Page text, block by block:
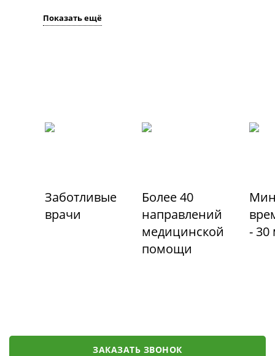
Показать ещё
Заботливые
врачи
Более 40
направлений
медицинской
помощи
- 30
ЗАКАЗАТЬ ЗВОНОК